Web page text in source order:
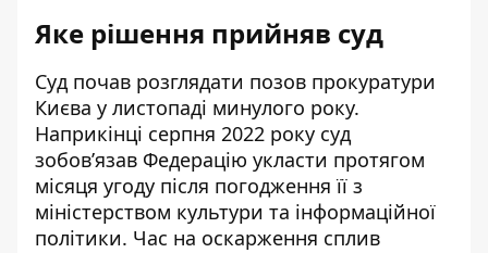
Яке рішення прийняв суд
Суд почав розглядати позов прокуратури
Києва у листопаді минулого року.
Наприкінці серпня 2022 року суд
зобов’язав Федерацію укласти протягом
місяця угоду після погодження її з
міністерством культури та інформаційної
політики. Час на оскарження сплив